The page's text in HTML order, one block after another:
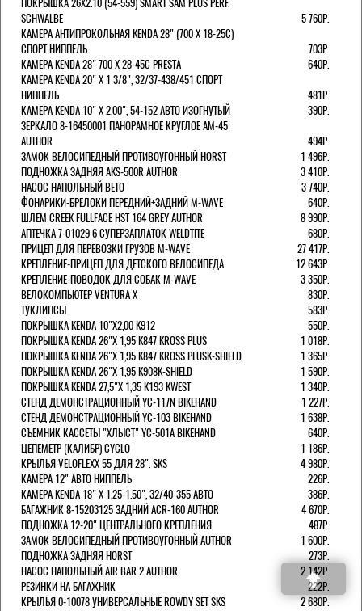
SCHWALBE
5 760Р.
КАМЕРА АНТИПРОКОЛЬНАЯ KENDA 28" (700 Х 18-25C)
СПОРТ НИППЕЛЬ
703Р.
КАМЕРА KENDA 28" 700 Х 28-45С PRESTA
640Р.
КАМЕРА KENDA 20" Х 1 3/8", 32/37-438/451 СПОРТ
НИППЕЛЬ
481Р.
КАМЕРА KENDA 10" Х 2.00", 54-152 АВТО ИЗОГНУТЫЙ
390Р.
ЗЕРКАЛО 8-16450001 ПАНОРАМНОЕ КРУГЛОЕ AM-45
AUTHOR
494Р.
ЗАМОК ВЕЛОСИПЕДНЫЙ ПРОТИВОУГОННЫЙ HORST
1 496Р.
ПОДНОЖКА ЗАДНЯЯ AKS-500R AUTHOR
3 410Р.
НАСОС НАПОЛЬНЫЙ BETO
3 740Р.
ФОНАРИКИ-БРЕЛОКИ ПЕРЕДНИЙ+ЗАДНИЙ M-WAVE
640Р.
ШЛЕМ CREEK FULLFACE HST 164 GREY AUTHOR
8 990Р.
АПТЕЧКА 7-01029 6 СУПЕРЗАПЛАТОК WELDTITE
680Р.
ПРИЦЕП ДЛЯ ПЕРЕВОЗКИ ГРУЗОВ M-WAVE
27 417Р.
КРЕПЛЕНИЕ-ПРИЦЕП ДЛЯ ДЕТСКОГО ВЕЛОСИПЕДА
12 643Р.
КРЕПЛЕНИЕ-ПОВОДОК ДЛЯ СОБАК M-WAVE
3 350Р.
ВЕЛОКОМПЬЮТЕР VENTURA Х
830Р.
ТУКЛИПСЫ
583Р.
ПОКРЫШКА KENDA 10"Х2,00 K912
550Р.
ПОКРЫШКА KENDA 26"Х 1,95 K847 KROSS PLUS
1 018Р.
ПОКРЫШКА KENDA 26"Х 1,95 K847 KROSS PLUSK-SHIELD
1 365Р.
ПОКРЫШКА KENDA 26"Х 1,95 K908K-SHIELD
1 590Р.
ПОКРЫШКА KENDA 27,5"Х 1,35 K193 KWEST
1 340Р.
СТЕНД ДЕМОНСТРАЦИОННЫЙ YC-117N BIKEHAND
1 227Р.
СТЕНД ДЕМОНСТРАЦИОННЫЙ YC-103 BIKEHAND
1 638Р.
СЪЕМНИК КАССЕТЫ "ХЛЫСТ" YC-501A BIKEHAND
640Р.
ЦЕПЕМЕТР (КАЛИБР) CYCLO
1 186Р.
КРЫЛЬЯ VELOFLEXX 55 ДЛЯ 28". SKS
4 980Р.
КАМЕРА 12" АВТО НИППЕЛЬ
226Р.
КАМЕРА KENDA 18" Х 1.25-1.50", 32/40-355 АВТО
386Р.
БАГАЖНИК 8-15203125 ЗАДНИЙ ACR-160 AUTHOR
4 670Р.
ПОДНОЖКА 12-20" ЦЕНТРАЛЬНОГО КРЕПЛЕНИЯ
487Р.
ЗАМОК ВЕЛОСИПЕДНЫЙ ПРОТИВОУГОННЫЙ AUTHOR
1 600Р.
ПОДНОЖКА ЗАДНЯЯ HORST
273Р.
НАСОС НАПОЛЬНЫЙ AIR BAR 2 AUTHOR
2 142Р.
РЕЗИНКИ НА БАГАЖНИК
222Р.
КРЫЛЬЯ 0-10078 УНИВЕРСАЛЬНЫЕ ROWDY SET SKS
2 680Р.